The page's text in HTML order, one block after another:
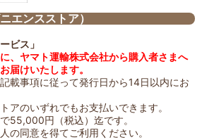
エンスストア）
ビス」
、ヤマト運輸株式会社から購入者さまへ
届けいたします。
載事項に従って発行日から14日以内にお
アのいずれでもお支払いできます。
55,000円（税込）迄です。
の同意を得てご利用ください。